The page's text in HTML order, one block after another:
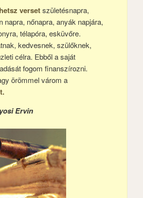
versetszületésnapra,
napra, nőnapra, anyák napjára,
télapóra, esküvőre.
kedvesnek, szülőknek,
célra. Ebből a saját
fogom finanszírozni.
örömmel várom a
Ervin